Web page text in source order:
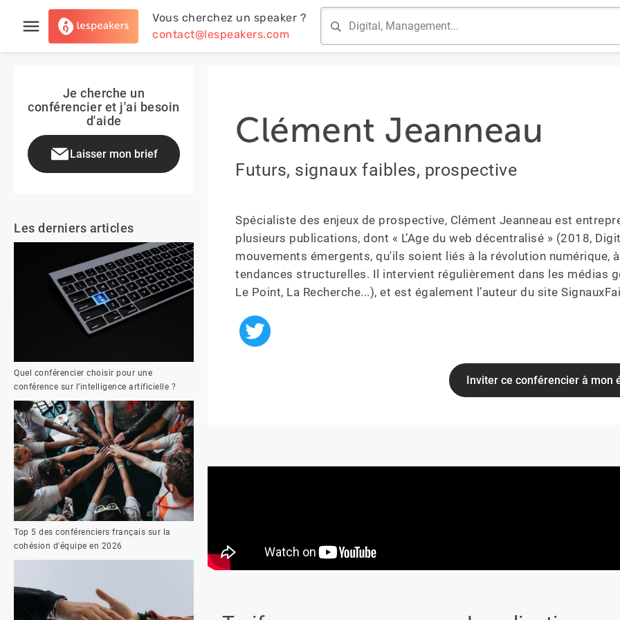
Vous cherchez un speaker ?
contact@lespeakers.com
Je cherche un
conférencier et j'ai besoin
d'aide
Laisser mon brief
Les derniers articles
Quel conférencier choisir pour une
conférence sur l’intelligence artificielle ?
Top 5 des conférenciers français sur la
cohésion d'équipe en 2026
Clément Jeanneau
Futurs, signaux faibles, prospective
Spécialiste des enjeux de prospective, Clément Jeanneau est
plusieurs publications, dont « L’Age du web décentralisé » (2018,
mouvements émergents, qu'ils soient liés à la révolution numérique,
tendances structurelles. Il intervient régulièrement dans les médias
Le Point, La Recherche...), et est également l’auteur du site
Inviter ce conférencier à mon